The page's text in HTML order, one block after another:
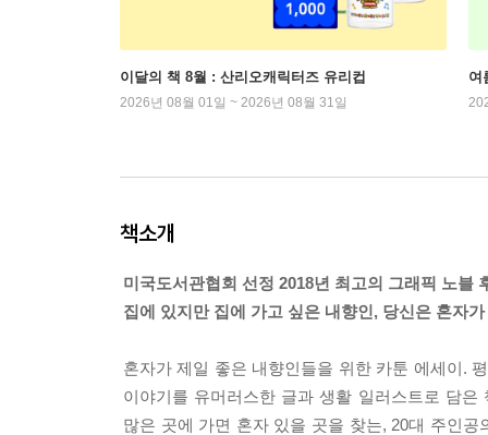
이달의 책 8월 : 산리오캐릭터즈 유리컵
2026년 08월 01일 ~ 2026년 08월 31일
여
책소개
미국도서관협회 선정 2018년 최고의 그래픽 노블
집에 있지만 집에 가고 싶은 내향인, 당신은 혼자
혼자가 제일 좋은 내향인들을 위한 카툰 에세이.
이야기를 유머러스한 글과 생활 일러스트로 담
많은 곳에 가면 혼자 있을 곳을 찾는, 20대 주인